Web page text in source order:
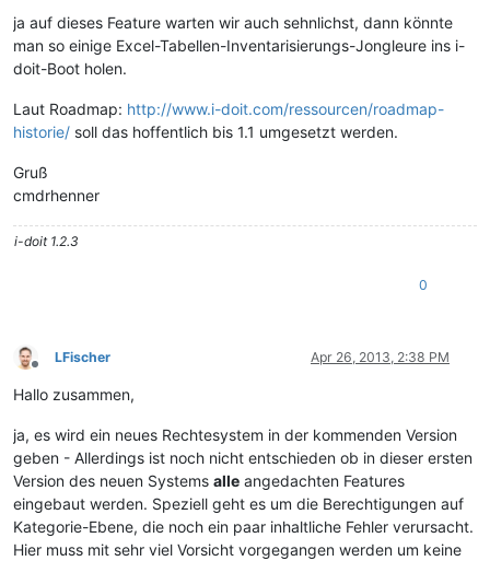
ja auf dieses Feature warten wir auch sehnlichst, dann könnte
man so einige Excel-Tabellen-Inventarisierungs-Jongleure ins i-
doit-Boot holen.
Laut Roadmap: http://www.i-doit.com/ressourcen/roadmap-
historie/ soll das hoffentlich bis 1.1 umgesetzt werden.
Gruß
cmdrhenner
i-doit 1.2.3
0
Offline
LFischer Apr 26, 2013, 2:38 PM
Hallo zusammen,
ja, es wird ein neues Rechtesystem in der kommenden Version
geben - Allerdings ist noch nicht entschieden ob in dieser ersten
Version des neuen Systems alle angedachten Features
eingebaut werden. Speziell geht es um die Berechtigungen auf
Kategorie-Ebene, die noch ein paar inhaltliche Fehler verursacht.
Hier muss mit sehr viel Vorsicht vorgegangen werden um keine